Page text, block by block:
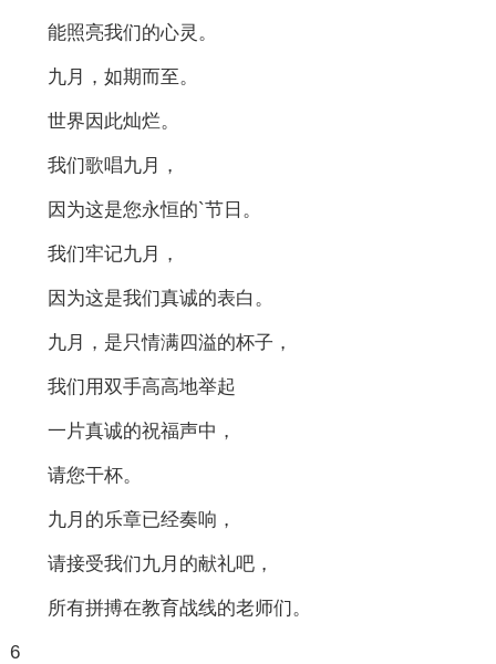
能照亮我们的心灵。
九月，如期而至。
世界因此灿烂。
我们歌唱九月，
因为这是您永恒的`节日。
我们牢记九月，
因为这是我们真诚的表白。
九月，是只情满四溢的杯子，
我们用双手高高地举起
一片真诚的祝福声中，
请您干杯。
九月的乐章已经奏响，
请接受我们九月的献礼吧，
所有拼搏在教育战线的老师们。
6